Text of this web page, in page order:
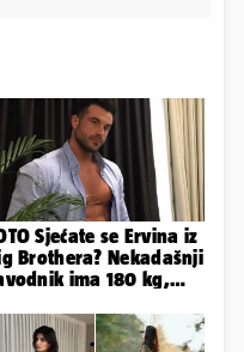
Sjećate se Ervina iz
Brothera? Nekadašnji
ima 180 kg,